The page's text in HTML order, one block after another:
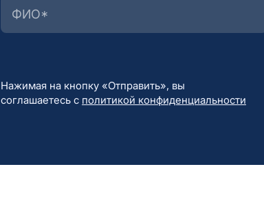
Нажимая на кнопку «Отправить», вы
соглашаетесь с политикой конфиденциальности